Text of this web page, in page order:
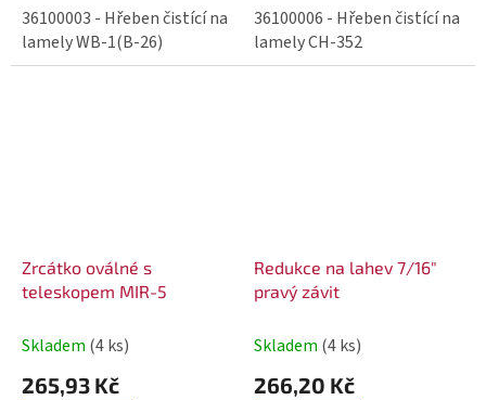
36100003 - Hřeben čistící na
lamely WB-1(B-26)
36100006 - Hřeben čistící na
lamely CH-352
Zrcátko oválné s
teleskopem MIR-5
Skladem (4 ks)
265,93 Kč
Redukce na lahev 7/16"
pravý závit
Skladem (4 ks)
266,20 Kč